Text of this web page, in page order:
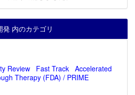
発 内のカテゴリ
Review Fast Track Accelerated
Therapy (FDA) / PRIME